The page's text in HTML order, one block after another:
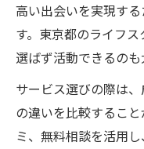
高い出会いを実現す
す。東京都のライフ
選ばず活動できるのも
サービス選びの際は
の違いを比較するこ
ミ、無料相談を活用